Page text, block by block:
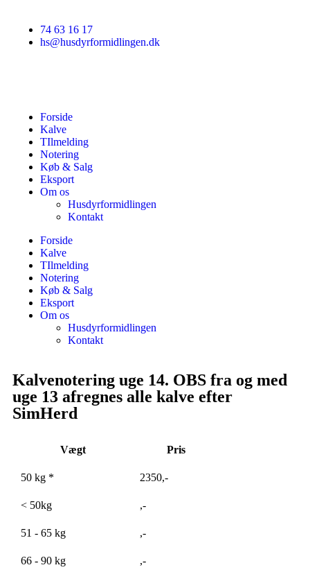
74 63 16 17
hs@husdyrformidlingen.dk
Forside
Kalve
TIlmelding
Notering
Køb & Salg
Eksport
Om os
Husdyrformidlingen
Kontakt
Forside
Kalve
TIlmelding
Notering
Køb & Salg
Eksport
Om os
Husdyrformidlingen
Kontakt
Kalvenotering uge 14. OBS fra og med
uge 13 afregnes alle kalve efter
SimHerd
Vægt Pris
50 kg * 2350,-
< 50kg ,-
51 - 65 kg ,-
66 - 90 kg ,-